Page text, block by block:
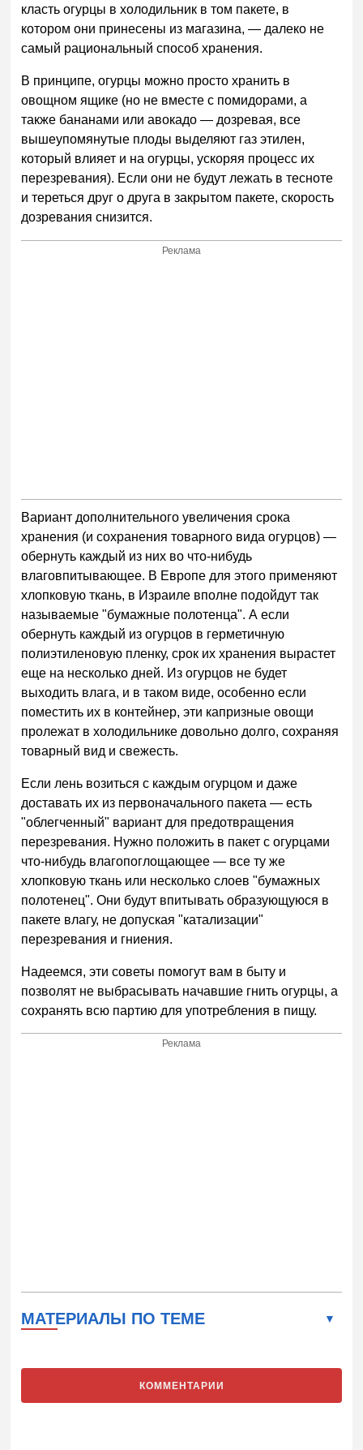
класть огурцы в холодильник в том пакете, в
котором они принесены из магазина, — далеко не
самый рациональный способ хранения.
В принципе, огурцы можно просто хранить в
овощном ящике (но не вместе с помидорами, а
также бананами или авокадо — дозревая, все
вышеупомянутые плоды выделяют газ этилен,
который влияет и на огурцы, ускоряя процесс их
перезревания). Если они не будут лежать в тесноте
и тереться друг о друга в закрытом пакете, скорость
дозревания снизится.
Реклама
Вариант дополнительного увеличения срока
хранения (и сохранения товарного вида огурцов) —
обернуть каждый из них во что-нибудь
влаговпитывающее. В Европе для этого применяют
хлопковую ткань, в Израиле вполне подойдут так
называемые "бумажные полотенца". А если
обернуть каждый из огурцов в герметичную
полиэтиленовую пленку, срок их хранения вырастет
еще на несколько дней. Из огурцов не будет
выходить влага, и в таком виде, особенно если
поместить их в контейнер, эти капризные овощи
пролежат в холодильнике довольно долго, сохраняя
товарный вид и свежесть.
Если лень возиться с каждым огурцом и даже
доставать их из первоначального пакета — есть
"облегченный" вариант для предотвращения
перезревания. Нужно положить в пакет с огурцами
что-нибудь влагопоглощающее — все ту же
хлопковую ткань или несколько слоев "бумажных
полотенец". Они будут впитывать образующуюся в
пакете влагу, не допуская "катализации"
перезревания и гниения.
Надеемся, эти советы помогут вам в быту и
позволят не выбрасывать начавшие гнить огурцы, а
сохранять всю партию для употребления в пищу.
Реклама
МАТЕРИАЛЫ ПО ТЕМЕ
КОММЕНТАРИИ